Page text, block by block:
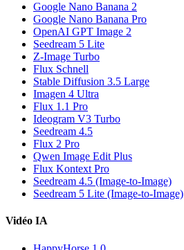
Google Nano Banana 2
Google Nano Banana Pro
OpenAI GPT Image 2
Seedream 5 Lite
Z-Image Turbo
Flux Schnell
Stable Diffusion 3.5 Large
Imagen 4 Ultra
Flux 1.1 Pro
Ideogram V3 Turbo
Seedream 4.5
Flux 2 Pro
Qwen Image Edit Plus
Flux Kontext Pro
Seedream 4.5 (Image-to-Image)
Seedream 5 Lite (Image-to-Image)
Vidéo IA